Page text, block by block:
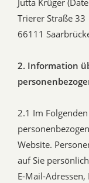
Jutta Krüger
Trierer Straße 33
66111
2. Information
2.1 Im
Website.
auf Sie
E-Mail-